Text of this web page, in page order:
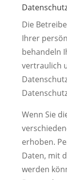
Die
Ihrer
behandeln
vertraulich
Wenn Sie
erhoben.
Daten, mit
werden